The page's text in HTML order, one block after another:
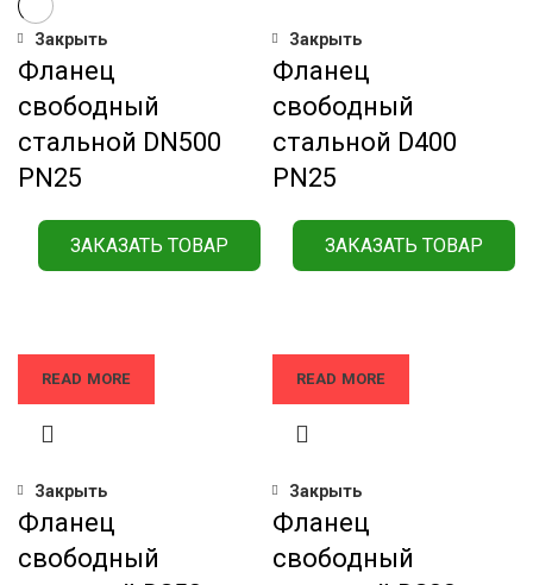
Закрыть
Фланец
свободный
стальной DN500
РN25
ЗАКАЗАТЬ ТОВАР
READ MORE
Закрыть
Фланец
свободный
стальной D400
РN25
ЗАКАЗАТЬ ТОВАР
READ MORE
Закрыть
Фланец
свободный
Закрыть
Фланец
свободный